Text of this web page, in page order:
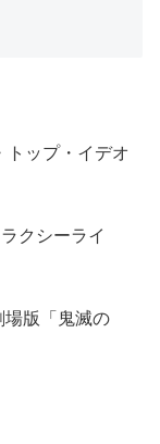
トップ・イデオ
クシーライ
場版「鬼滅の